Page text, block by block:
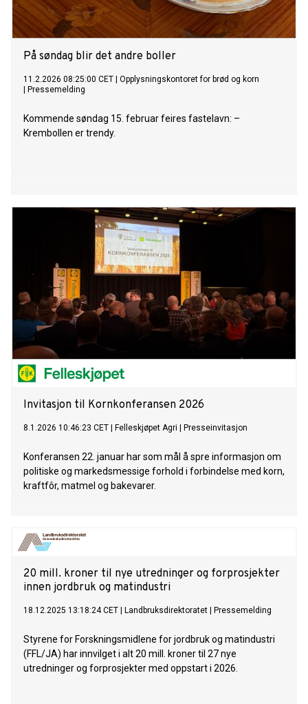
På søndag blir det andre boller
11.2.2026 08:25:00 CET
Opplysningskontoret for brød og korn
Pressemelding
Kommende søndag 15. februar feires fastelavn: –
Krembollen er trendy.
Invitasjon til Kornkonferansen 2026
8.1.2026 10:46:23 CET Felleskjøpet Agri Presseinvitasjon
Konferansen 22. januar har som mål å spre informasjon om
politiske og markedsmessige forhold i forbindelse med korn,
kraftfôr, matmel og bakevarer.
20 mill. kroner til nye utredninger og forprosjekter
innen jordbruk og matindustri
18.12.2025 13:18:24 CET Landbruksdirektoratet Pressemelding
Styrene for Forskningsmidlene for jordbruk og matindustri
(FFL/JA) har innvilget i alt 20 mill. kroner til 27 nye
utredninger og forprosjekter med oppstart i 2026.